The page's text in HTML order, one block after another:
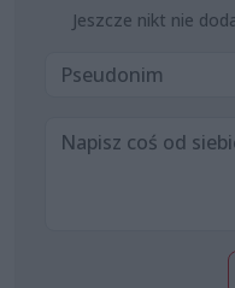
Jeszcze nikt nie